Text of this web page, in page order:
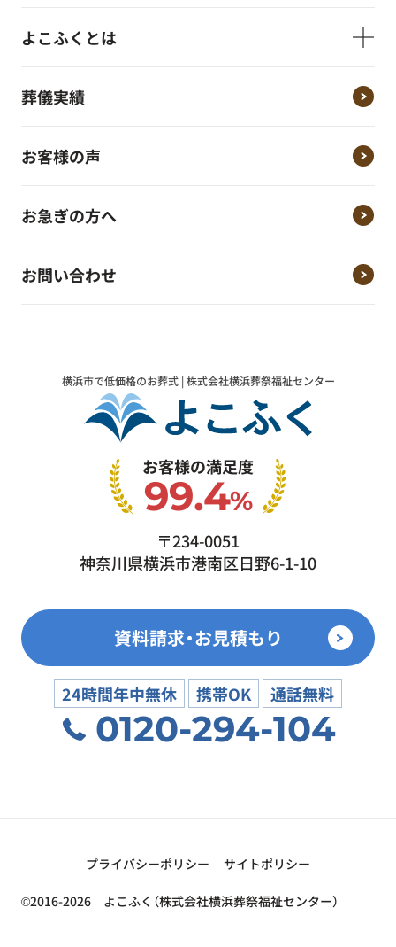
よこふくとは
葬儀実績
お客様の声
お急ぎの方へ
お問い合わせ
横浜市で低価格のお葬式 | 株式会社横浜葬祭福祉センター
お客様の満足度
99.4%
〒234-0051
神奈川県横浜市港南区日野6-1-10
資料請求・お見積もり
24時間年中無休 携帯OK 通話無料
0120-294-104
プライバシーポリシー サイトポリシー
©2016-2026 よこふく（株式会社横浜葬祭福祉センター）